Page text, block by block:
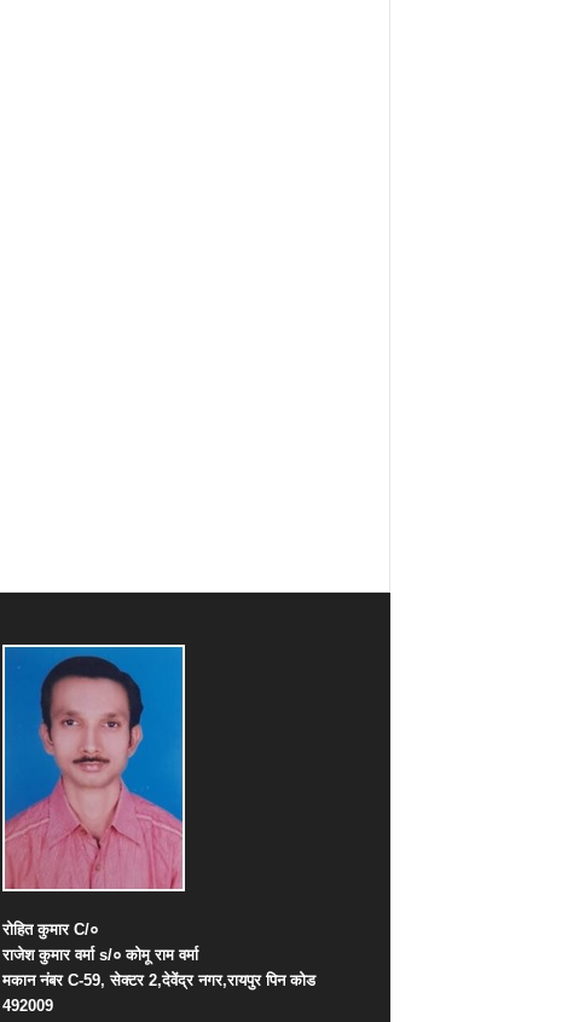
रोहित कुमारC/०
राजेश कुमार वर्माs/० कोमू राम वर्मा
मकान नंबरC-59,सेक्टर2,देवेंद्र नगर,रायपुर पिन कोड
492009